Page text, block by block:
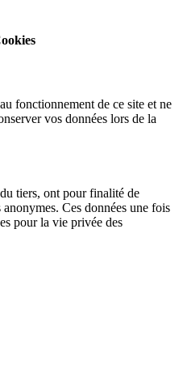
fonctionnement de ce site et ne
vos données lors de la
tiers, ont pour finalité de
Ces données une fois
pour la vie privée des